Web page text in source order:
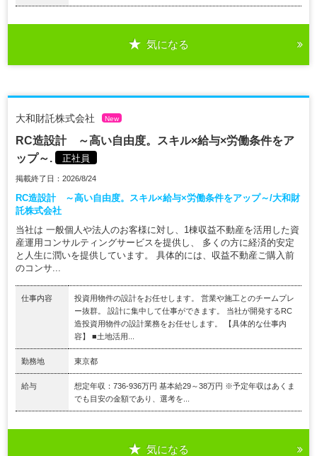
気になる
大和財託株式会社 New
RC造設計 ～高い自由度。スキル×給与×労働条件をア
ップ～.
正社員
掲載終了日：2026/8/24
RC造設計 ～高い自由度。スキル×給与×労働条件をアップ～/大和財
託株式会社
当社は 一般個人や法人のお客様に対し、1棟収益不動産を活用した資
産運用コンサルティングサービスを提供し、 多くの方に経済的安定
と人生に潤いを提供しています。 具体的には、収益不動産ご購入前
のコンサ...
仕事内容
投資用物件の設計をお任せします。 営業や施工とのチームプレ
ー抜群。 設計に集中して仕事ができます。 当社が開発するRC
造投資用物件の設計業務をお任せします。 【具体的な仕事内
容】 ■土地活用...
勤務地 東京都
給与
想定年収：736-936万円 基本給29～38万円 ※予定年収はあくま
でも目安の金額であり、選考を...
気になる